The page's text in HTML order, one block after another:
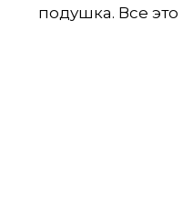
подушка. Все